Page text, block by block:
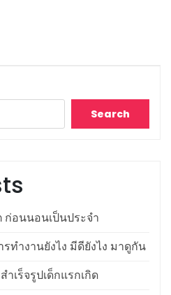
Search
ก่อนนอนเป็นประจำ
ำงานยังไง มีดียังไง มาดูกัน
เร็จรูปเด็กแรกเกิด